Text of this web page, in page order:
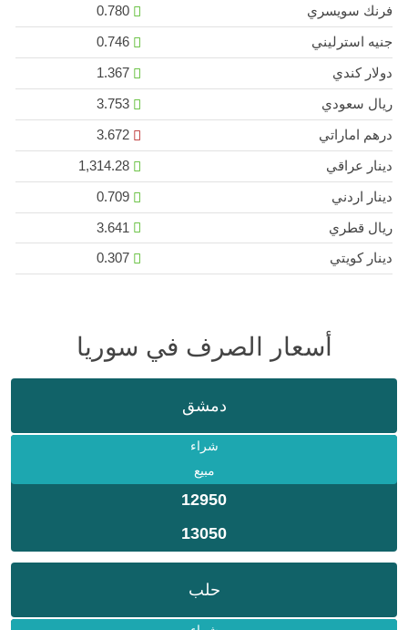
فرنك سويسري
0.780
جنيه استرليني
0.746
دولار كندي
1.367
ريال سعودي
3.753
درهم اماراتي
3.672
دينار عراقي
1,314.28
دينار اردني
0.709
ريال قطري
دينار كويتي
0.307
أسعار الصرف في سوريا
دمشق
شراء
مبيع
12950
13050
حلب